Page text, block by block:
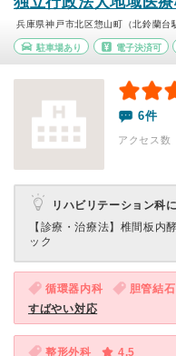
兵庫県神戸市北区惣山町（北鈴蘭台
駐車場あり 電子決済可
6件
アクセス
リハビリテーション科
【診療・治療法】 椎間板内
ック
循環器内科 胆管結石
すばやい対応
整形外科
4.5